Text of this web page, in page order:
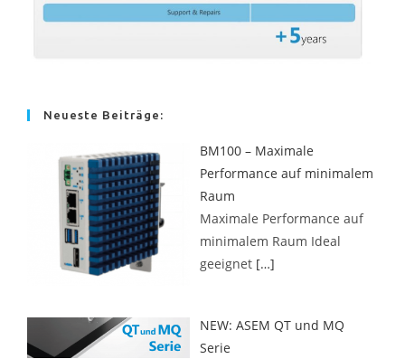
Neueste Beiträge:
BM100 – Maximale
Performance auf minimalem
Raum
Maximale Performance auf
minimalem Raum Ideal
geeignet […]
NEW: ASEM QT und MQ
Serie